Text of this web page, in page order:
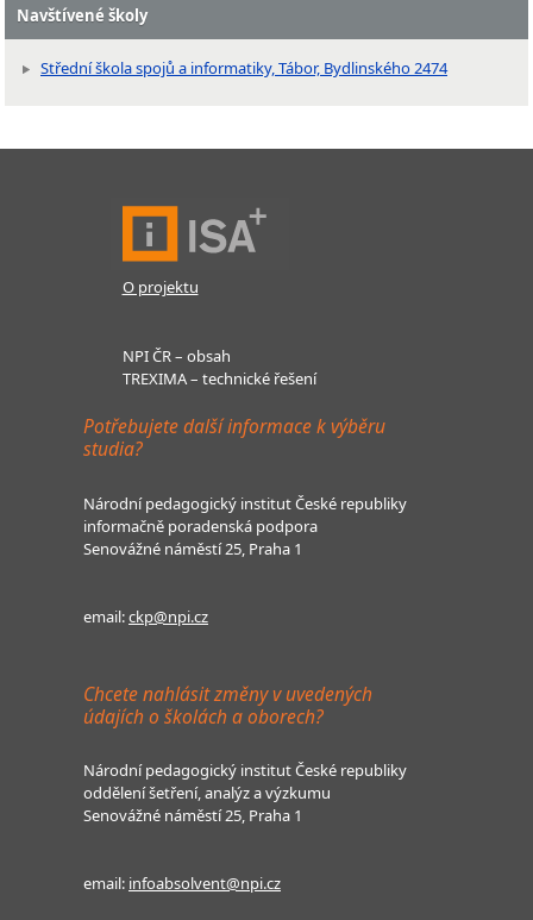
Navštívené školy
Střední škola spojů a informatiky, Tábor, Bydlinského 2474
O projektu
NPI ČR – obsah
TREXIMA – technické řešení
Potřebujete další informace k výběru
studia?
Národní pedagogický institut České republiky
informačně poradenská podpora
Senovážné náměstí 25, Praha 1
email:ckp@npi.cz
Chcete nahlásit změny v uvedených
údajích o školách a oborech?
Národní pedagogický institut České republiky
oddělení šetření, analýz a výzkumu
Senovážné náměstí 25, Praha 1
email: infoabsolvent@npi.cz